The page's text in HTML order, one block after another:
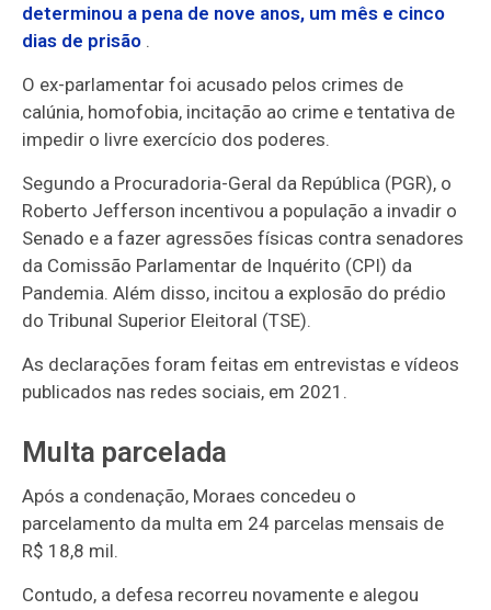
determinou a pena de nove anos, um mês e cinco
dias de prisão .
O ex-parlamentar foi acusado pelos crimes de
calúnia, homofobia, incitação ao crime e tentativa de
impedir o livre exercício dos poderes.
Segundo a Procuradoria-Geral da República (PGR), o
Roberto Jefferson incentivou a população a invadir o
Senado e a fazer agressões físicas contra senadores
da Comissão Parlamentar de Inquérito (CPI) da
Pandemia. Além disso, incitou a explosão do prédio
do Tribunal Superior Eleitoral (TSE).
As declarações foram feitas em entrevistas e vídeos
publicados nas redes sociais, em 2021.
Multa parcelada
Após a condenação, Moraes concedeu o
parcelamento da multa em 24 parcelas mensais de
R$ 18,8 mil.
Contudo, a defesa recorreu novamente e alegou